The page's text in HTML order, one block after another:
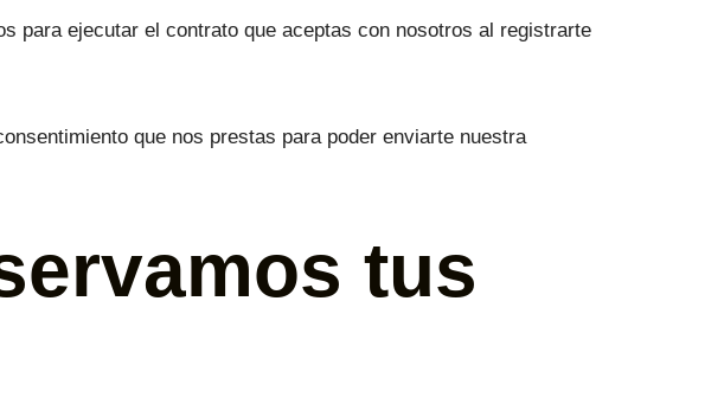
para ejecutar el contrato que aceptas con nosotros al registrarte
que nos prestas para poder enviarte nuestra
tus